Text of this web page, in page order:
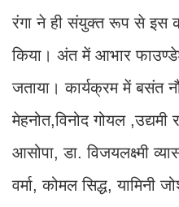
रंगा ने ही संयुक्त रूप से इस
किया। अंत में आभार
जताया। कार्यक्रम में बसंत
मेहनोत,विनोद गोयल ,उद्यमी
आसोपा, डा. विजयलक्ष्मी
वर्मा, कोमल सिद्ध, यामिनी